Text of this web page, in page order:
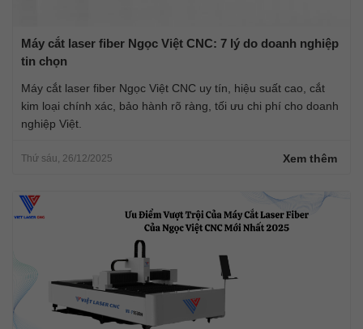
Máy cắt laser fiber Ngọc Việt CNC: 7 lý do doanh nghiệp
tin chọn
Máy cắt laser fiber Ngọc Việt CNC uy tín, hiệu suất cao, cắt
kim loại chính xác, bảo hành rõ ràng, tối ưu chi phí cho doanh
nghiệp Việt.
Thứ sáu, 26/12/2025 Xem thêm